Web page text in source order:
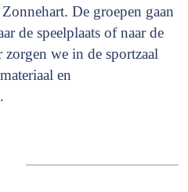
De groepen gaan
de speelplaats of naar de
we in de sportzaal
en